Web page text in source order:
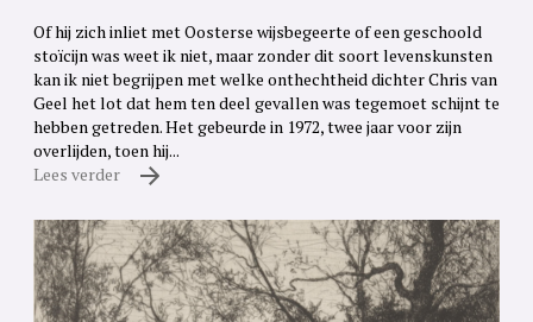
Of hij zich inliet met Oosterse wijsbegeerte of een geschoold
stoïcijn was weet ik niet, maar zonder dit soort levenskunsten
kan ik niet begrijpen met welke onthechtheid dichter Chris van
Geel het lot dat hem ten deel gevallen was tegemoet schijnt te
hebben getreden. Het gebeurde in 1972, twee jaar voor zijn
overlijden, toen hij...
Lees verder